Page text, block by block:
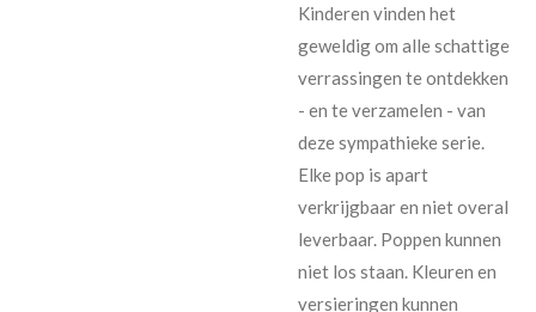
Kinderen vinden het
geweldig om alle schattige
verrassingen te ontdekken
- en te verzamelen - van
deze sympathieke serie.
Elke pop is apart
verkrijgbaar en niet overal
leverbaar. Poppen kunnen
niet los staan. Kleuren en
versieringen kunnen